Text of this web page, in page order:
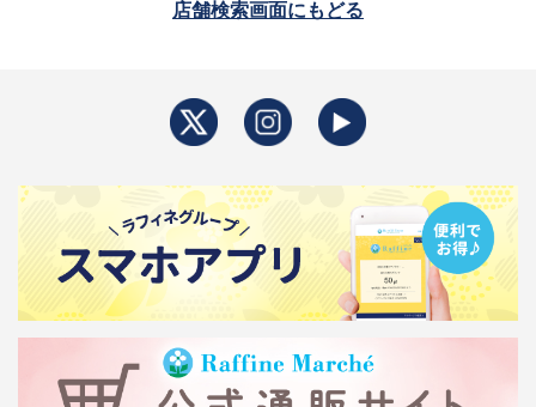
店舗検索画面にもどる